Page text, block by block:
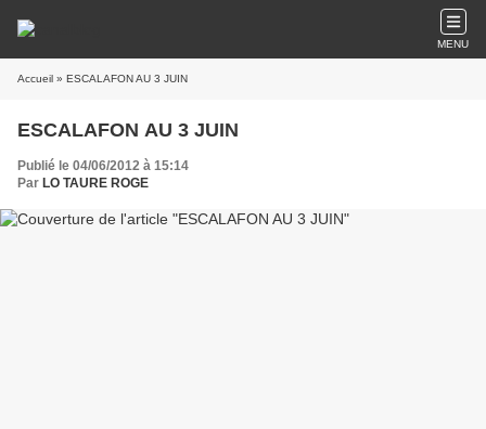
MENU
Accueil » ESCALAFON AU 3 JUIN
ESCALAFON AU 3 JUIN
Publié le 04/06/2012 à 15:14
Par LO TAURE ROGE